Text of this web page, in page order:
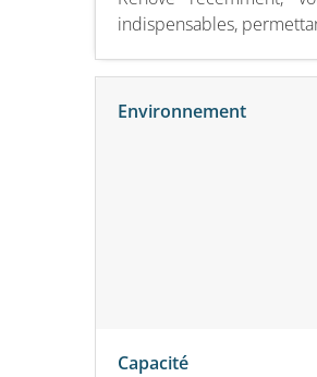
indispensables,
Environnement
Capacité